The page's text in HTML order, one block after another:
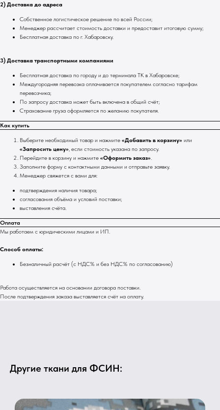
2) Доставка до адреса
Собственное логистическое решение по всей России;
Менеджер рассчитает стоимость доставки и предоставит итоговую сумму;
Бесплатная доставка по г. Хабаровску.
3) Доставка транспортными компаниями
Бесплатная доставка по городу и до терминала ТК в Хабаровске;
Междугородняя перевозка оплачивается покупателем согласно тарифам
перевозчика;
По запросу доставка может быть включена в общий счёт;
Страхование груза оформляется по желанию покупателя.
Как купить
Выберите необходимый товар и нажмите «Добавить в корзину» или
«Запросить цену», если стоимость указана по запросу.
Перейдите в корзину и нажмите «Оформить заказ».
Заполните форму с контактными данными и отправьте заявку.
Менеджер свяжется с вами для:
подтверждения наличия товара;
согласования объёма и условий поставки;
выставления счёта.
Оплата
Мы работаем с юридическими лицами и ИП.
Способ оплаты:
Безналичный расчёт (с НДС% и без НДС% по согласованию)
Работа осуществляется на основании договора поставки.
После подтверждения заказа выставляется счёт на оплату.
Другие ткани для ФСИН: